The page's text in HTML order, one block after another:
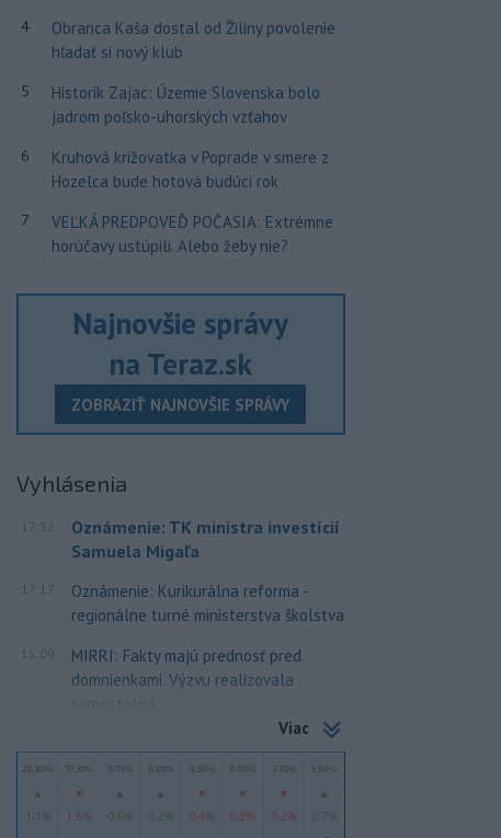
4
Obranca Kaša dostal od Žiliny povolenie
hľadať si nový klub
5
Historik Zajac: Územie Slovenska bolo
jadrom poľsko-uhorských vzťahov
6
Kruhová križovatka v Poprade v smere z
Hozelca bude hotová budúci rok
7
VEĽKÁ PREDPOVEĎ POČASIA: Extrémne
horúčavy ustúpili. Alebo žeby nie?
Najnovšie správy
na Teraz.sk
ZOBRAZIŤ NAJNOVŠIE SPRÁVY
Vyhlásenia
17:32
Oznámenie: TK ministra investícií
Samuela Migaľa
17:17
Oznámenie: Kurikurálna reforma -
regionálne turné ministerstva školstva
15:09
MIRRI: Fakty majú prednosť pred
domnienkami. Výzvu realizovala
samostatná...
Viac